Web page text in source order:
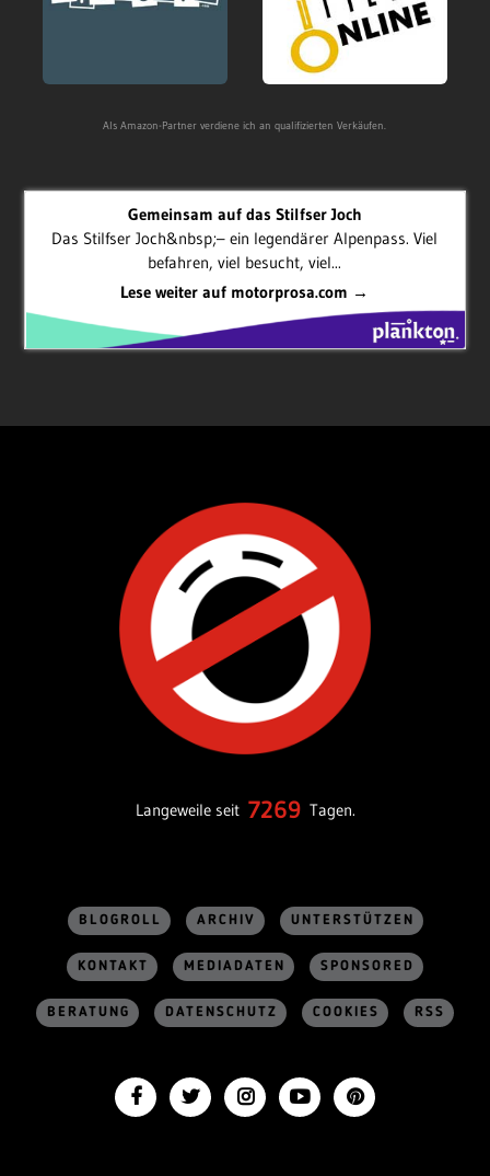
Als Amazon-Partner verdiene ich an qualifizierten Verkäufen.
Gemeinsam auf das Stilfser Joch
Das Stilfser Joch&nbsp;– ein legendärer Alpenpass. Viel
befahren, viel besucht, viel...
Lese weiter auf motorprosa.com →
Langeweile seit 7269 Tagen.
BLOGROLL ARCHIV UNTERSTÜTZEN
KONTAKT MEDIADATEN SPONSORED
BERATUNG DATENSCHUTZ COOKIES RSS